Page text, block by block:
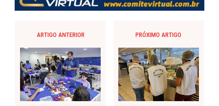
ARTIGO ANTERIOR PRÓXIMO ARTIGO